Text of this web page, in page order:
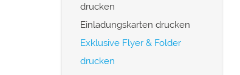
drucken
Einladungskarten drucken
Exklusive Flyer & Folder
drucken